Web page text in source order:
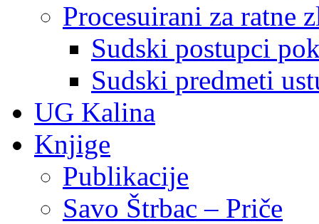
Procesuirani za ratne
Sudski postupci
Sudski predmeti
UG Kalina
Knjige
Publikacije
Savo Štrbac – Priče